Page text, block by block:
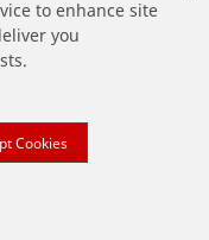
to enhance site
you
Cookies